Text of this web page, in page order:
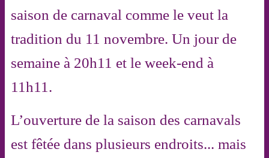
saison de carnaval comme le veut la
tradition du 11 novembre. Un jour de
semaine à 20h11 et le week-end à
11h11.
L’ouverture de la saison des carnavals
est fêtée dans plusieurs endroits... mais